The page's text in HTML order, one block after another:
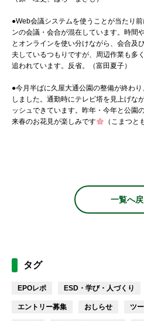
●Web会議システムを使うことが当たり
ンの会議・会合が混在しています。時間
とオンラインを使い分けながら、会合及
夫しているつもりですが、周辺作業も多
追われています。反省。（富田夏子）
●今月半ばに久屋大通公園の整備が終わ
しました。通勤時にテレビ塔を見上げな
ッシュできています。昨年・今年と公園
来春のお花見が楽しみです
（こまつと
一覧へ
タグ
EPOレポ ESD・学び・人づくり
エントリー募集 おしらせ ツ